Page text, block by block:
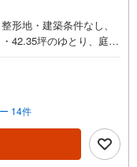
形地・建築条件なし、
42.35坪のゆとり、庭や
い・始発駅利用圏、座
品館イトー仙台泉店徒
6分《ご予約・ご案内
前などの早朝・夜間の
わせて、ご対応させて
》住宅ローン相談の
14件